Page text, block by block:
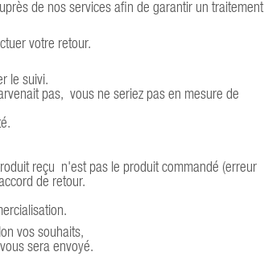
de nos services afin de garantir un traitement
votre retour.
le suivi.
pas, vous ne seriez pas en mesure de
reçu n'est pas le produit commandé (erreur
de retour.
vos souhaits,
sera envoyé.